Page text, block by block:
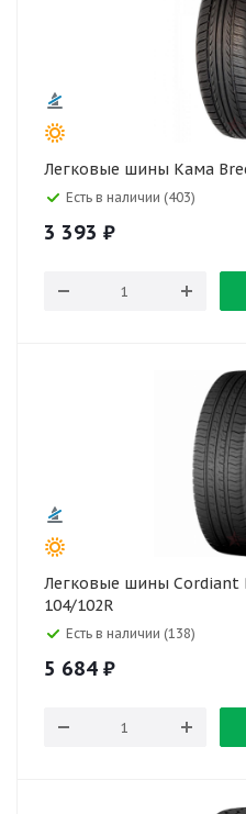
Легковые шины Кама
Есть в наличии (403)
3 393 ₽
Легковые шины Cordiant
104/102R
Есть в наличии (138)
5 684 ₽